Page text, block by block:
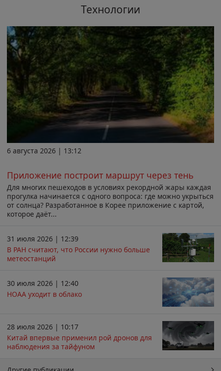
Технологии
6 августа 2026 | 13:12
Приложение построит маршрут через тень
Для многих пешеходов в условиях рекордной жары каждая
прогулка начинается с одного вопроса: где можно укрыться
от солнца? Разработанное в Корее приложение с картой,
которое даёт...
31 июля 2026 | 12:39
В РАН считают, что России нужно больше
метеостанций
30 июля 2026 | 12:40
НОАА уходит в облако
28 июля 2026 | 10:17
Китай впервые применил рой дронов для
наблюдения за тайфуном